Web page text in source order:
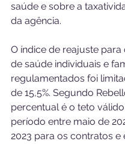
saúde e sobre a
da agência.
O índice de reajuste para
de saúde individuais e
regulamentados foi
de 15,5%. Segundo
percentual é o teto
período entre maio de
2023 para os contratos e